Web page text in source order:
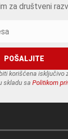
za društveni
korišćena isključivo
skladu sa Politikom